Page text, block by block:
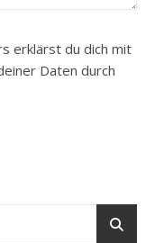
erklärst du dich mit
Daten durch